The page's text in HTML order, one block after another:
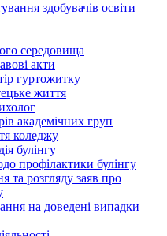
здобувачів освіти
середовища
акти
гуртожитку
життя
академічних груп
коледжу
булінгу
профілактики булінгу
та розгляду заяв про
на доведені випадки